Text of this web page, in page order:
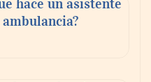
hace un asistente